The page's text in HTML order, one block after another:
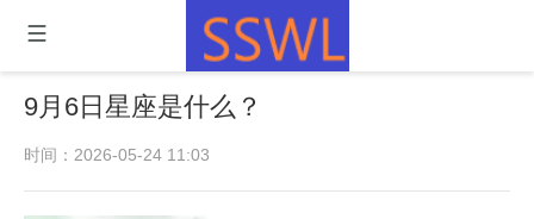
9月6日星座是什么？
时间：2026-05-24 11:03